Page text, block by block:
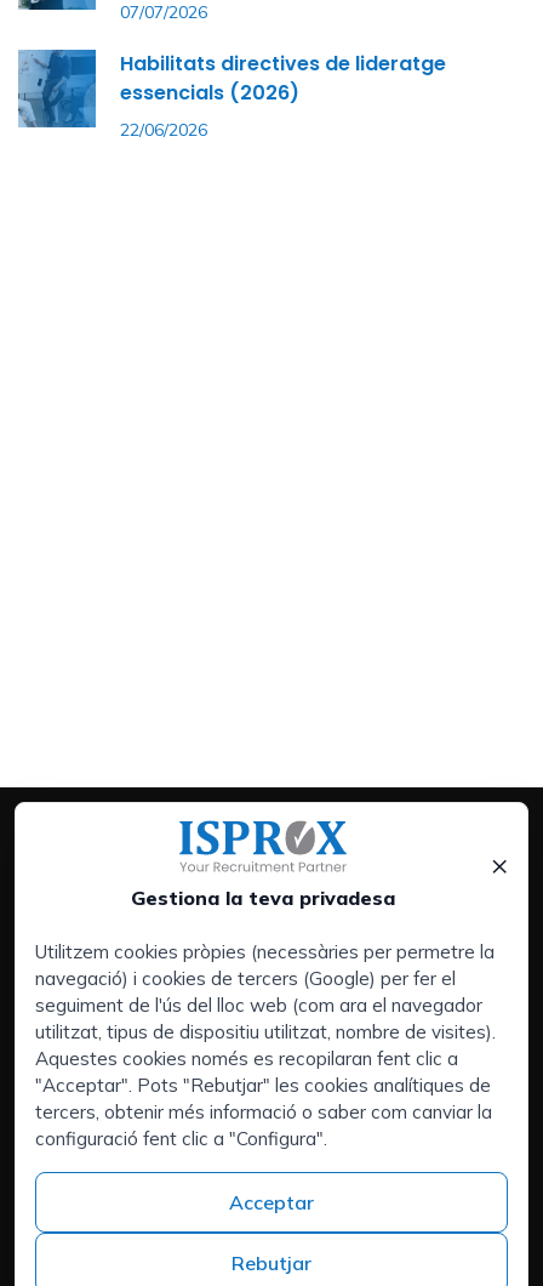
07/07/2026
Habilitats directives de lideratge
essencials (2026)
22/06/2026
Gestiona la teva privadesa
×
Utilitzem cookies pròpies (necessàries per permetre la
navegació) i cookies de tercers (Google) per fer el
seguiment de l'ús del lloc web (com ara el navegador
utilitzat, tipus de dispositiu utilitzat, nombre de visites).
Aquestes cookies només es recopilaran fent clic a
"Acceptar". Pots "Rebutjar" les cookies analítiques de
tercers, obtenir més informació o saber com canviar la
configuració fent clic a "Configura".
Acceptar
Rebutjar
Serveis:
Empreses
Executive Search | Selecció de Directius
Outsourcing de Recuros Humans
Àrees d'interès:
Tens talent i busques un nou repte?
Qui som
Contacte
Treballa a ISPROX
Teléfono